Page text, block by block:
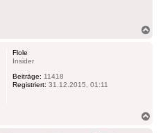
Flole
Insider
Beiträge: 11418
Registriert: 31.12.2015, 01:11